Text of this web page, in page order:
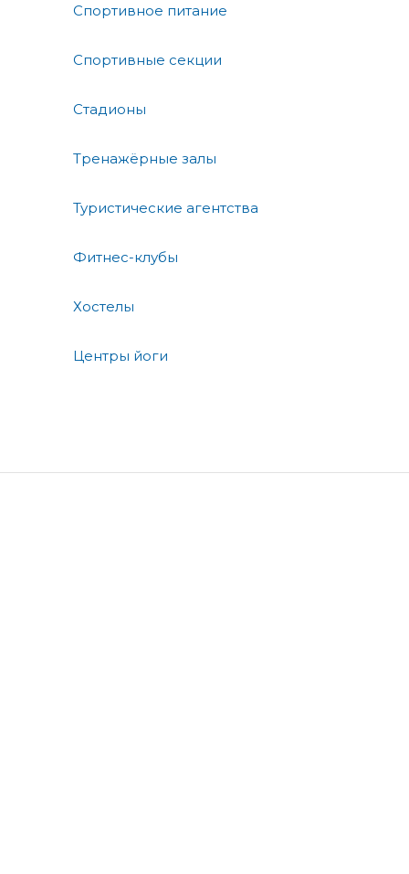
Спортивное питание
Спортивные секции
Стадионы
Тренажёрные залы
Туристические агентства
Фитнес-клубы
Хостелы
Центры йоги